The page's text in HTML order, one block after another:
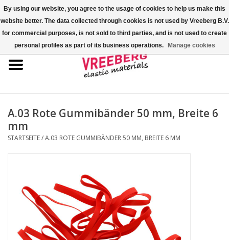
0 Artikel - €0,00
Startseite
Bunte Gummibänder
Gummispannseile
Kreuzgummibänder/X-Bands
Fastfix-Spannbänder
A.03 Rote Gummibänder 50 mm, Breite 6
mm
STARTSEITE/A.03 ROTE GUMMIBÄNDER 50 MM, BREITE 6 MM
By using our website, you agree to the usage of cookies to help us make this
website better. The data collected through cookies is not used by Vreeberg B.V.
for commercial purposes, is not sold to third parties, and is not used to create
personal profiles as part of its business operations.
Manage cookies